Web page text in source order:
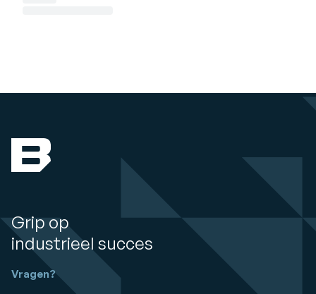
Grip op
industrieel succes
Vragen?